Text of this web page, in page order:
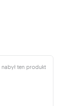
nabył ten produkt